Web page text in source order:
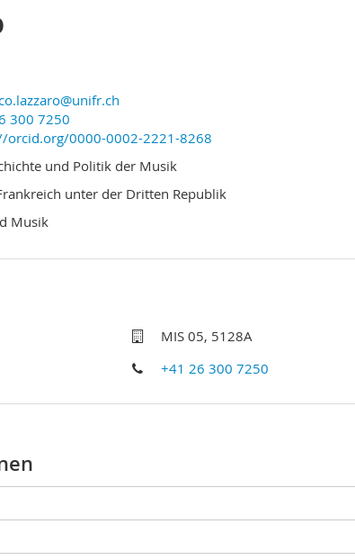
300 7250
orcid.org/0000-0002-2221-8268
und Politik der Musik
unter der Dritten Republik
Musik
MIS 05, 5128A
+41 26 300 7250